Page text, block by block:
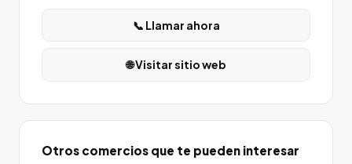
📞 Llamar ahora
🌐 Visitar sitio web
Otros comercios que te pueden interesar